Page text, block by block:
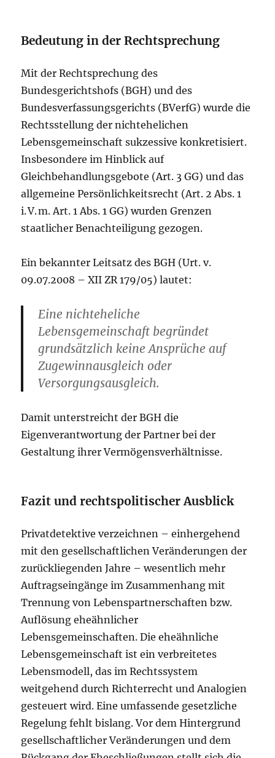
Bedeutung in der Rechtsprechung
Mit der Rechtsprechung des
Bundesgerichtshofs (BGH) und des
Bundesverfassungsgerichts (BVerfG) wurde die
Rechtsstellung der nichtehelichen
Lebensgemeinschaft sukzessive konkretisiert.
Insbesondere im Hinblick auf
Gleichbehandlungsgebote (Art. 3 GG) und das
allgemeine Persönlichkeitsrecht (Art. 2 Abs. 1
i. V. m. Art. 1 Abs. 1 GG) wurden Grenzen
staatlicher Benachteiligung gezogen.
Ein bekannter Leitsatz des BGH (Urt. v.
09.07.2008 – XII ZR 179/05) lautet:
Eine nichteheliche
Lebensgemeinschaft begründet
grundsätzlich keine Ansprüche auf
Zugewinnausgleich oder
Versorgungsausgleich.
Damit unterstreicht der BGH die
Eigenverantwortung der Partner bei der
Gestaltung ihrer Vermögensverhältnisse.
Fazit und rechtspolitischer Ausblick
Privatdetektive verzeichnen – einhergehend
mit den gesellschaftlichen Veränderungen der
zurückliegenden Jahre – wesentlich mehr
Auftragseingänge im Zusammenhang mit
Trennung von Lebenspartnerschaften bzw.
Auflösung eheähnlicher
Lebensgemeinschaften. Die eheähnliche
Lebensgemeinschaft ist ein verbreitetes
Lebensmodell, das im Rechtssystem
weitgehend durch Richterrecht und Analogien
gesteuert wird. Eine umfassende gesetzliche
Regelung fehlt bislang. Vor dem Hintergrund
gesellschaftlicher Veränderungen und dem